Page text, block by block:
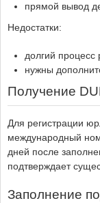
прямой вывод
Недостатки:
долгий процесс
нужны
Получение
Для регистрации
международный
дней после
подтверждает
Заполнение